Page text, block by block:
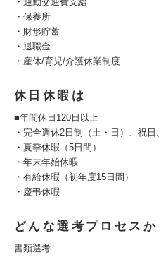
・保養所
・財形貯蓄
・退職金
・産休/育児/介護休業制度
休日休暇は
■年間休日120日以上
・完全週休2日制（土・日）、祝日、
・夏季休暇（5日間）
・年末年始休暇
・有給休暇（初年度15日間）
・慶弔休暇
どんな選考プロセスか
書類選考